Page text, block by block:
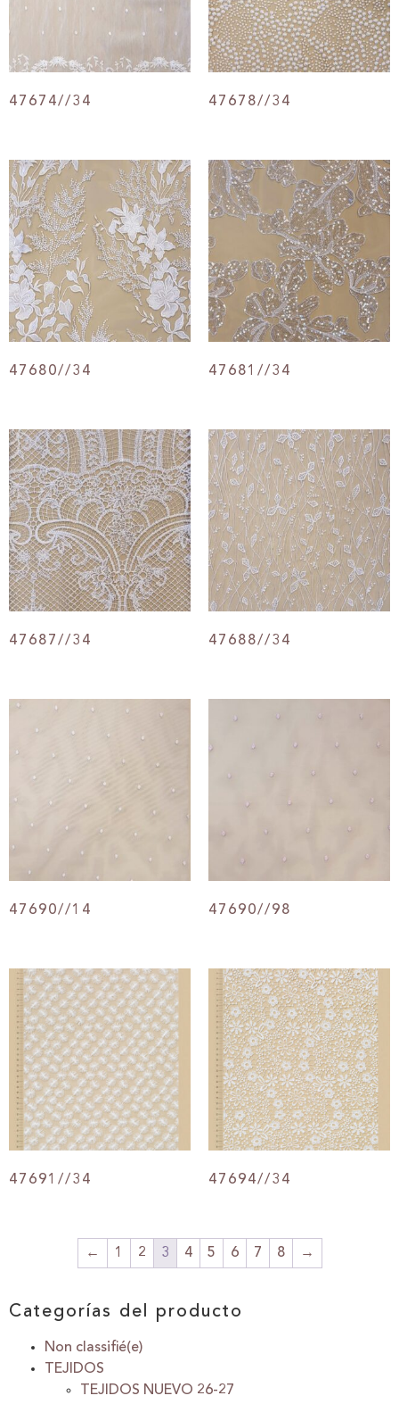
47674//34 47678//34
47680//34 47681//34
47687//34 47688//34
47690//14 47690//98
47691//34 47694//34
← 1 2 3 4 5 6 7 8 →
Categorías del producto
Non classifié(e)
TEJIDOS
TEJIDOS NUEVO 26-27